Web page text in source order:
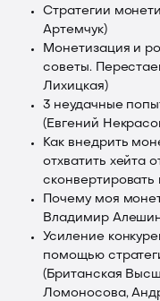
Стратегии
Артемчук)
Монетизация и
советы.
Лихицкая)
3 неудачные
(Евгений
Как внедрить
отхватить хейта
Почему моя
Владимир
Усиление
помощью
(Британская
Ломоносова,